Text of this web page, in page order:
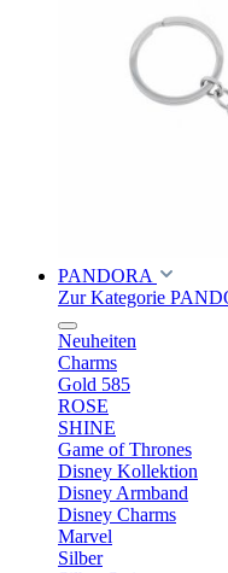
PANDORA
Zur Kategorie
Neuheiten
Charms
Gold 585
ROSE
SHINE
Game of Thrones
Disney Kollektion
Disney Armband
Disney Charms
Marvel
Silber